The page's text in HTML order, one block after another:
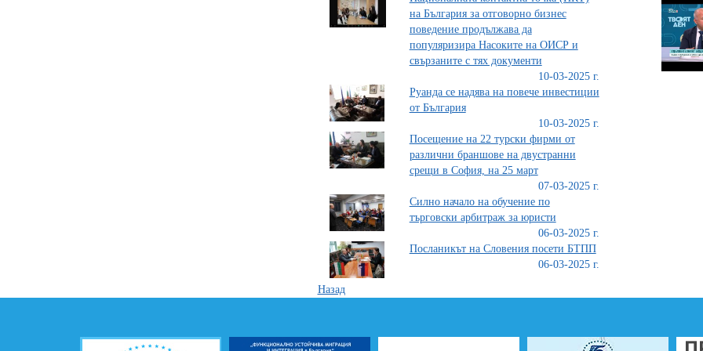
на България за отговорно бизнес
поведение продължава да
популяризира Насоките на ОИСР и
свързаните с тях документи
10-03-2025 г.
Руанда се надява на повече инвестиции
от България
10-03-2025 г.
Посещение на 22 турски фирми от
различни браншове на двустранни
срещи в София, на 25 март
07-03-2025 г.
Силно начало на обучение по
търговски арбитраж за юристи
06-03-2025 г.
Посланикът на Словения посети БТПП
06-03-2025 г.
Назад